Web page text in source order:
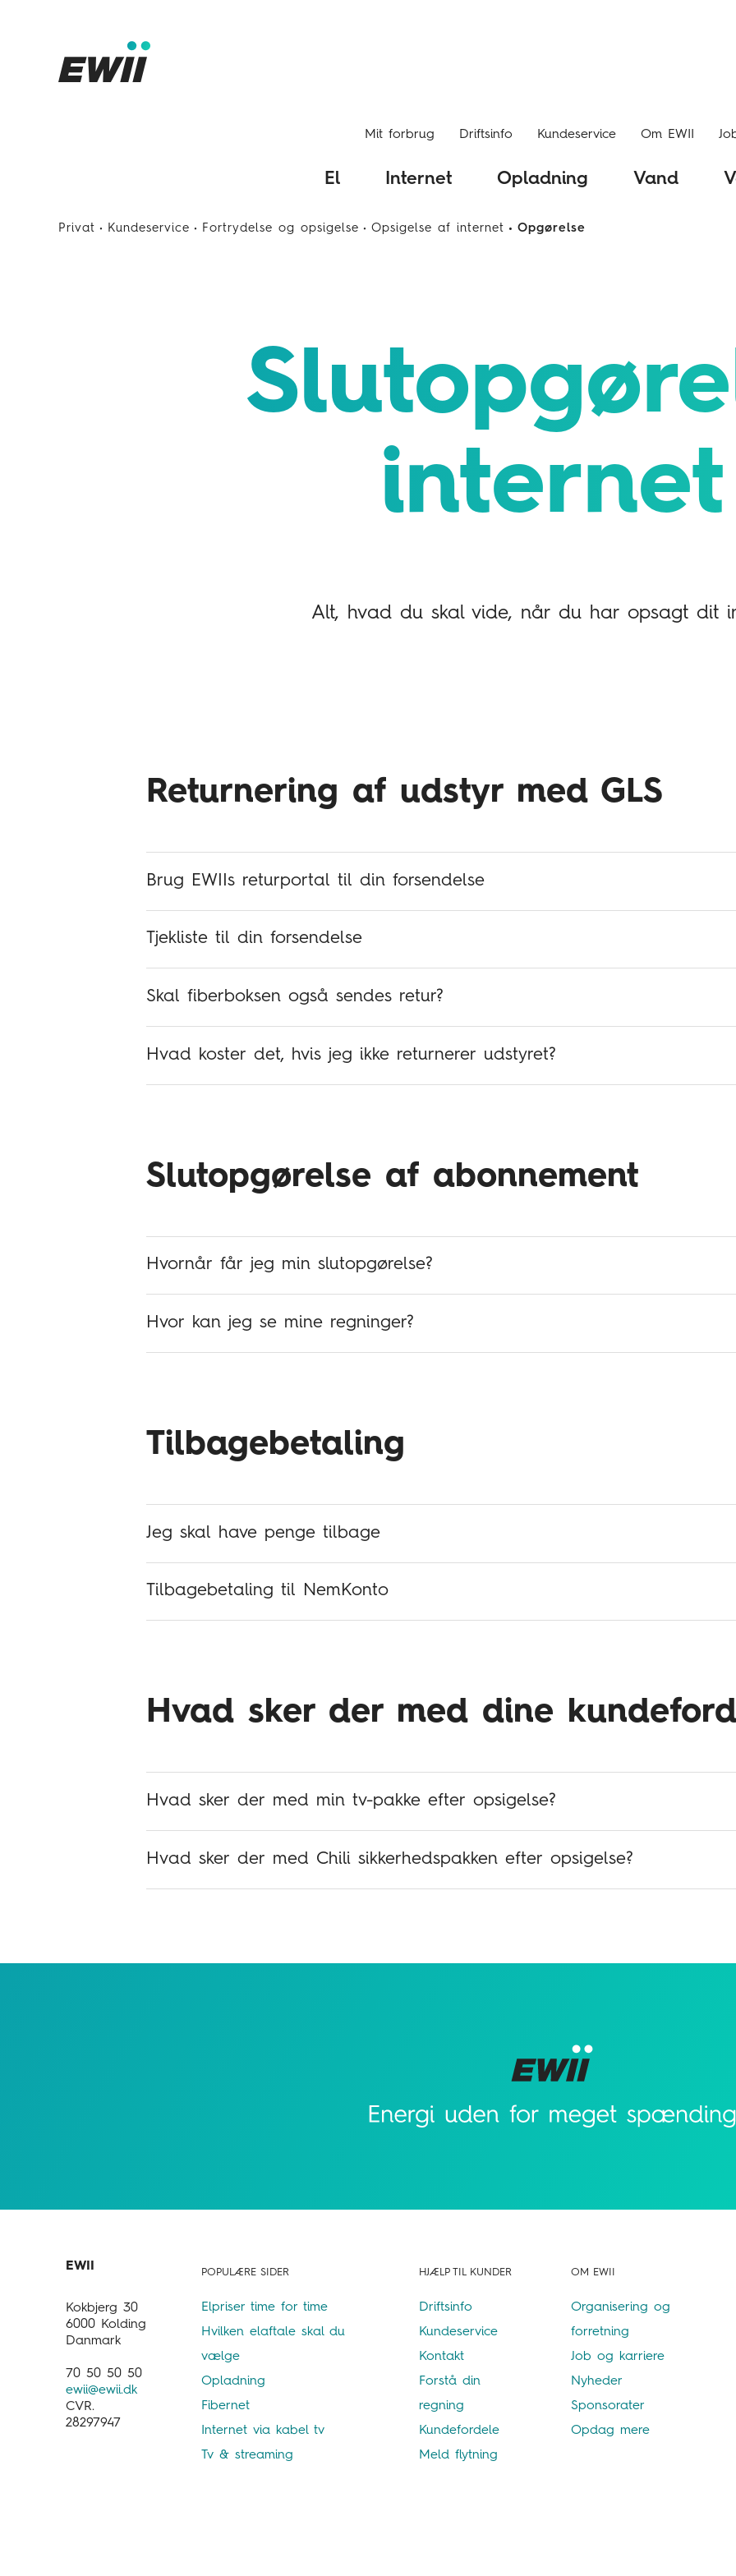
Mit forbrug Driftsinfo Kundeservice Om EWII
El Internet Opladning Vand
Privat Kundeservice Fortrydelse og opsigelse Opsigelse af internet Opgørelse
internet
Alt, hvad du skal vide, når du har opsagt dit
Returnering af udstyr med GLS
Brug EWIIs returportal til din forsendelse
Pak udstyret i en kasse beregnet til forsendelse
Opret en returlabel i EWIIs returportal.
Påfør returlabel udenpå kassen
Tjekliste til din forsendelse
Skal fiberboksen også sendes retur?
Hvad koster det, hvis jeg ikke returnerer udstyret?
Slutopgørelse af abonnement
Hvornår får jeg min slutopgørelse?
Hvor kan jeg se mine regninger?
Tilbagebetaling
Jeg skal have penge tilbage
Tilbagebetaling til NemKonto
Hvad sker der med dine
Hvad sker der med min tv-pakke efter opsigelse?
Hvad sker der med Chili sikkerhedspakken efter opsigelse?
Kokbjerg 30
6000 Kolding
Danmark
70 50 50 50
ewii@ewii.dk
CVR.
28297947
POPULÆRE SIDER
Elpriser time for time
Hvilken elaftale skal du
vælge
Opladning
Fibernet
Internet via kabel tv
Tv & streaming
HJÆLP TIL KUNDER
Driftsinfo
Kundeservice
Kontakt
Forstå din
regning
Kundefordele
Meld flytning
OM EWII
Organisering og
forretning
Job og karriere
Nyheder
Sponsorater
Opdag mere